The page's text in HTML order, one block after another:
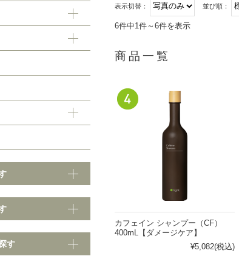
ー
ートメント
プケア
ア
ボディウォッシュ
マッサージオイル
ヘアブラシ
ハンドソープ
探す
クセ・パサつき
表示切替： 並び順：
6件中1件～6件を表示
商品一覧
カフェイン シャンプー（CF）
400mL【ダメージケア】
¥5,082(税込)
す